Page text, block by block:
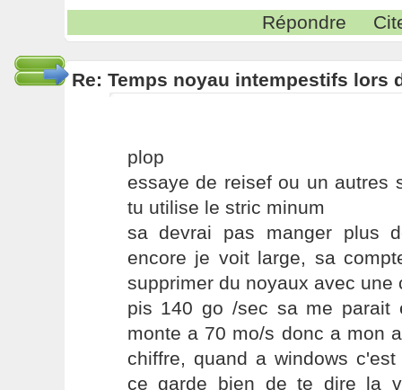
Répondre
Re: Temps noyau intempestifs lors
plop
essaye de reisef ou un autres
tu utilise le stric minum
sa devrai pas manger plus
encore je voit large, sa
supprimer du noyaux avec une
pis 140 go /sec sa me parait
monte a 70 mo/s donc a mon
chiffre, quand a windows
ce garde bien de te dire la